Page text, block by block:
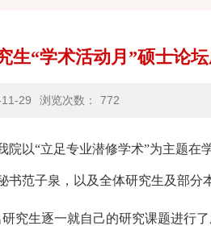
“学术活动月”硕士论
29 浏览次数： 772
院以“立足专业潜修学术”为主题在
范子泉，以及全体研究生及部分
究生逐一就自己的研究课题进行